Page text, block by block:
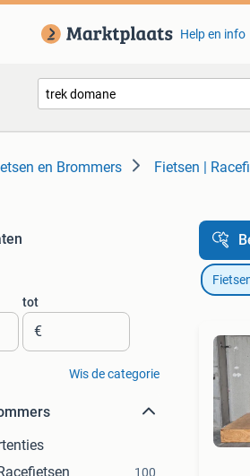
Help en info
en Brommers Fietsen |
tot
€
Wis de categorie
100